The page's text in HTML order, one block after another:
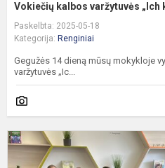
Vokiečių kalbos varžytuvės „Ich
Paskelbta: 2025-05-18
Kategorija: Renginiai
Gegužės 14 dieną mūsų mokykloje
varžytuvės „Ic...